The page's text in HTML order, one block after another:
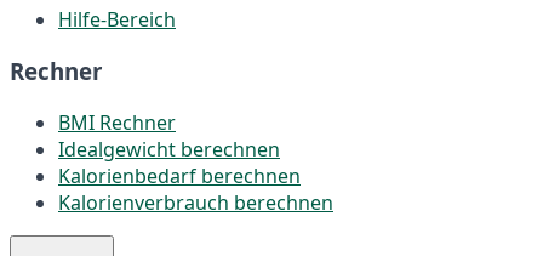
Hilfe-Bereich
Rechner
BMI Rechner
Idealgewicht berechnen
Kalorienbedarf berechnen
Kalorienverbrauch berechnen